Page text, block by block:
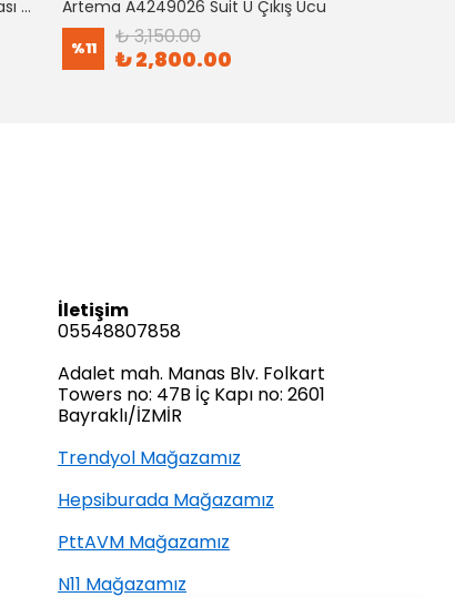
Artema A4128726 Suıt Küvet Bataryası Bakır Artema A4249026 Suit U Çıkış Ucu
%11 ₺ 3,150.00
₺ 2,800.00
İletişim
05548807858
Adalet mah. Manas Blv. Folkart
Towers no: 47B İç Kapı no: 2601
Bayraklı/İZMİR
Trendyol Mağazamız
Hepsiburada Mağazamız
PttAVM Mağazamız
N11 Mağazamız